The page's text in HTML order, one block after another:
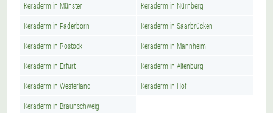
Keraderm in Münster Keraderm in Nürnberg
Keraderm in Paderborn Keraderm in Saarbrücken
Keraderm in Rostock Keraderm in Mannheim
Keraderm in Erfurt Keraderm in Altenburg
Keraderm in Westerland Keraderm in Hof
Keraderm in Braunschweig